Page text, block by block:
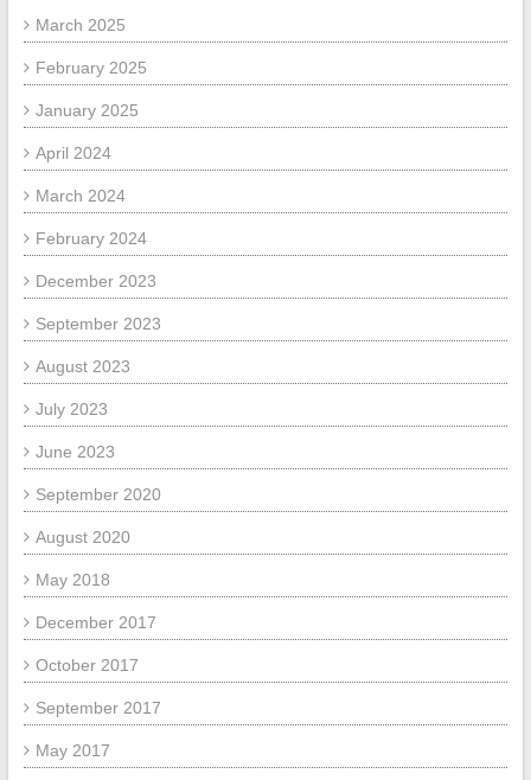
March 2025
February 2025
January 2025
April 2024
March 2024
February 2024
December 2023
September 2023
August 2023
July 2023
June 2023
September 2020
August 2020
May 2018
December 2017
October 2017
September 2017
May 2017